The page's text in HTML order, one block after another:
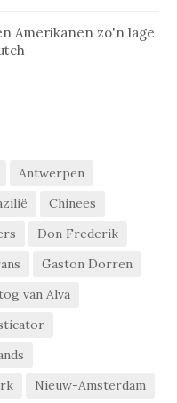
Amerikanen zo'n lage
Antwerpen
Chinees
Don Frederik
Gaston Dorren
van Alva
Nieuw-Amsterdam